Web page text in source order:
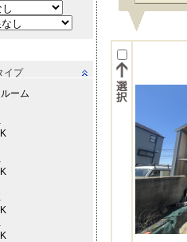
イプ
ーム